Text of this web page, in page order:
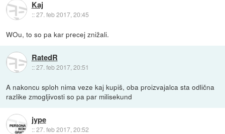
Kaj
::27. feb 2017, 20:45
WOu, to so pa kar precej znižali.
RatedR
::27. feb 2017, 20:51
A nakoncu sploh nima veze kaj kupiš, oba proizvajalca sta odlična
razlike zmogljivosti so pa par milisekund
jype
::27. feb 2017, 20:52